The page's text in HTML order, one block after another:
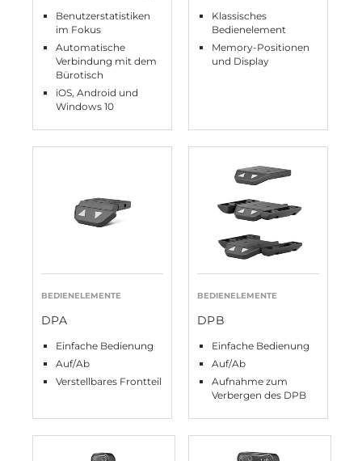
Benutzerstatistiken
im Fokus
Automatische
Verbindung mit dem
Bürotisch
iOS, Android und
Windows 10
Klassisches
Bedienelement
Memory-Positionen
und Display
BEDIENELEMENTE
DPA
Einfache Bedienung
Auf/Ab
Verstellbares Frontteil
BEDIENELEMENTE
DPB
Einfache Bedienung
Auf/Ab
Aufnahme zum
Verbergen des DPB